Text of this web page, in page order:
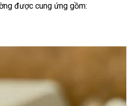
được cung ứng gồm: